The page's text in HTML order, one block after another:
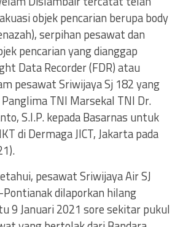
objek pencarian berupa body
serpihan pesawat dan
pencarian yang dianggap
Data Recorder (FDR) atau
pesawat Sriwijaya Sj 182 yang
TNI Marsekal TNI Dr.
S.I.P. kepada Basarnas untuk
di Dermaga JICT, Jakarta pada
pesawat Sriwijaya Air SJ
dilaporkan hilang
9 Januari 2021 sore sekitar pukul